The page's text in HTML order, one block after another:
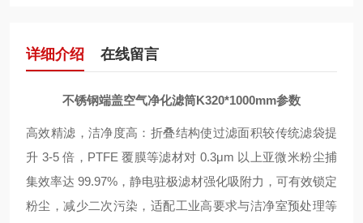
详细介绍 在线留言
不锈钢端盖空气净化滤筒K320*1000mm参数
高效精滤，洁净度高 ：折叠结构使过滤面积较传统滤袋提
升 3-5 倍，PTFE 覆膜等滤材对 0.3μm 以上亚微米粉尘捕
集效率达 99.97%，静电驻极滤材强化吸附力，可有效锁定
粉尘，减少二次污染，适配工业高要求与洁净室预处理等